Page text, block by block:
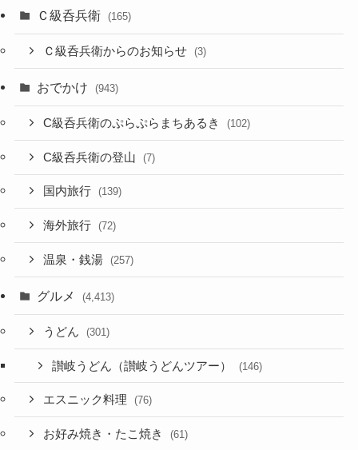
Ｃ級呑兵衛 (165)
Ｃ級呑兵衛からのお知らせ (3)
おでかけ (943)
C級呑兵衛のぷらぷらまちあるき (102)
C級呑兵衛の登山 (7)
国内旅行 (139)
海外旅行 (72)
温泉・銭湯 (257)
グルメ (4,413)
うどん (301)
讃岐うどん（讃岐うどんツアー） (146)
エスニック料理 (76)
お好み焼き・たこ焼き (61)